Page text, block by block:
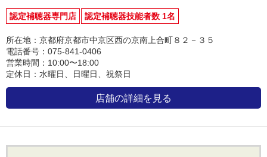
認定補聴器専門店 認定補聴器技能者数 1名
所在地：京都府京都市中京区西の京南上合町８２－３５
電話番号：075-841-0406
営業時間：10:00〜18:00
定休日：水曜日、日曜日、祝祭日
店舗の詳細を見る